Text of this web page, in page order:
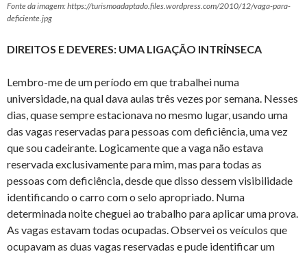
Fonte da imagem: https://turismoadaptado.files.wordpress.com/2010/12/vaga-para-
deficiente.jpg
DIREITOS E DEVERES: UMA LIGAÇÃO INTRÍNSECA
Lembro-me de um período em que trabalhei numa
universidade, na qual dava aulas três vezes por semana. Nesses
dias, quase sempre estacionava no mesmo lugar, usando uma
das vagas reservadas para pessoas com deficiência, uma vez
que sou cadeirante. Logicamente que a vaga não estava
reservada exclusivamente para mim, mas para todas as
pessoas com deficiência, desde que disso dessem visibilidade
identificando o carro com o selo apropriado. Numa
determinada noite cheguei ao trabalho para aplicar uma prova.
As vagas estavam todas ocupadas. Observei os veículos que
ocupavam as duas vagas reservadas e pude identificar um